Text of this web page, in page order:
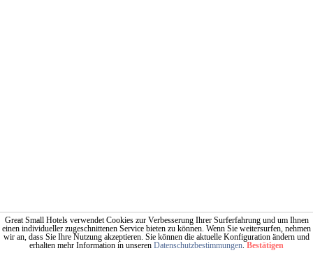
Great Small Hotels verwendet Cookies zur Verbesserung Ihrer Surferfahrung und um Ihnen
einen individueller zugeschnittenen Service bieten zu können. Wenn Sie weitersurfen, nehmen
wir an, dass Sie Ihre Nutzung akzeptieren. Sie können die aktuelle Konfiguration ändern und
erhalten mehr Information in unseren Datenschutzbestimmungen. Bestätigen